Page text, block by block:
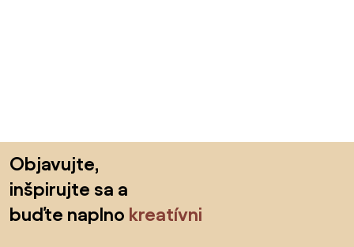
Objavujte,
inšpirujte sa a
buďte naplno kreatívni